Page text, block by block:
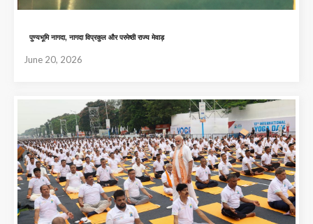
पुण्यभूमि नागदा, नागदा विप्रकुल और परमेष्ठी राज्य मेवाड़
June 20, 2026